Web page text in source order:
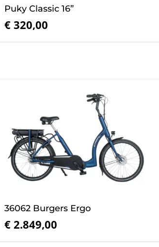
Puky Classic 16”
€320,00
36062 Burgers Ergo
€2.849,00